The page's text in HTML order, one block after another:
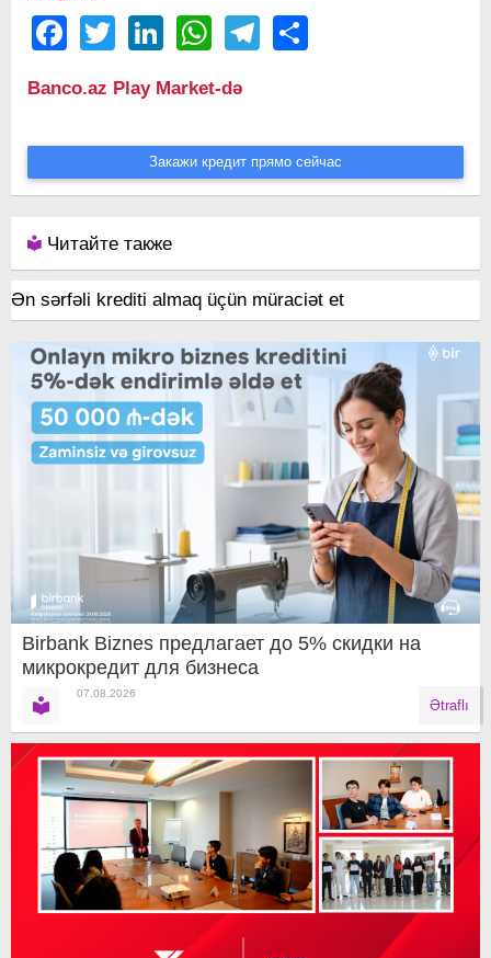
FacebookTwitter LinkedIn WhatsAppTelegram
Banco.az Play Market-də
Закажи кредит прямо сейчас
Читайте также
Ən sərfəli krediti almaq üçün müraciət et
Birbank Biznes предлагает до 5% скидки на
микрокредит для бизнеса
07.08.2026
Ətraflı